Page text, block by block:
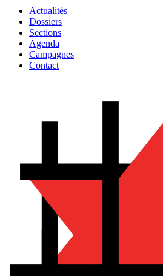
Actualités
Dossiers
Sections
Agenda
Campagnes
Contact